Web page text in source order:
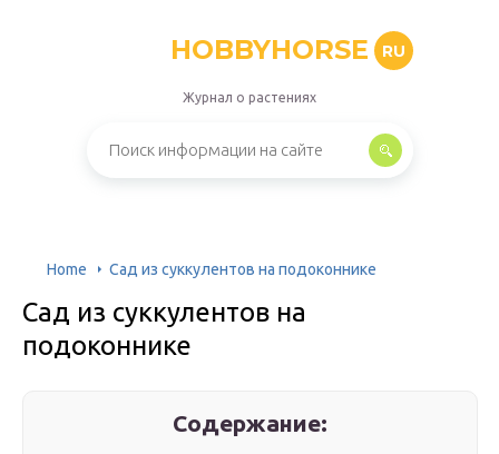
HOBBYHORSE RU
Журнал о растениях
Home Сад из суккулентов на подоконнике
Сад из суккулентов на
подоконнике
Содержание: